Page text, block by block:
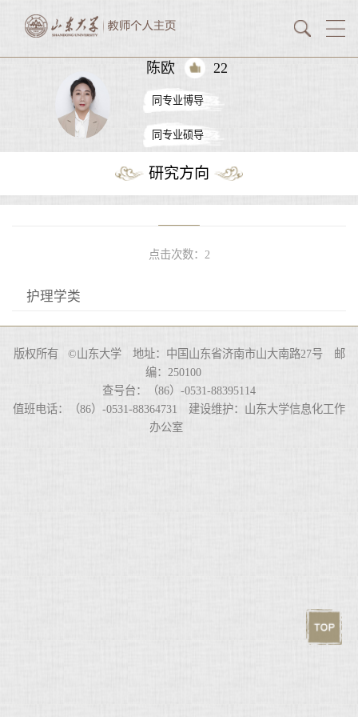
陈欧 22
同专业博导
同专业硕导
研究方向
点击次数： 2
护理学类
版权所有 ©山东大学 地址：中国山东省济南市山大南路27号 邮
编：250100
查号台：（86）-0531-88395114
值班电话：（86）-0531-88364731 建设维护：山东大学信息化工作
办公室